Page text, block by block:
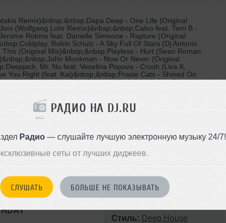
РАДИО НА DJ.RU
Радио— слушайте лучшую электронную музыку 24/7!
сеты от лучших диджеев.
СЛУШАТЬ БОЛЬШЕ НЕ ПОКАЗЫВАТЬ
Remix)&nbsp;&nbsp;Dapa Deep - One Life (Original
(Wolfgang Lohr Remix)&nbsp;&nbsp;Calvo feat. Terri B -
Robins feat. Danielle Simeone - Rapture (Original
Robin Schulz - A Sky Full Of Stars (Dj Antonio
(Original Mix)&nbsp;&nbsp;Playless - Hurt (Sean Roman
Monkman - Now Or Never (Original
Mr. Nu feat. Veselina Popova - Crush (Liva K,
You Right (feat. Kai)&nbsp;&nbsp;Praise Cats - Shined On
Alex Ander - Leaving (Original Mix)&nbsp;&nbsp;Dave
Remix)&nbsp;&nbsp;Alexandra Prince feat. Syke 'N'
Remix)&nbsp;&nbsp;ZHU - Faded (DJ Vitaco &amp;
Mix)&nbsp;&nbsp;Joshi Mami - I Need Your Love
(Paggi &amp; Costanzi Remix)&nbsp;&nbsp;Misha Klein
Colors - Dope Slanger (Original Mix)&nbsp;&nbsp;Ivan
Stoongard - Purportedly (Original
- Joox (Club Mix)&nbsp;&nbsp;Tony Martinez &amp; DJ
Стиль: Deep House